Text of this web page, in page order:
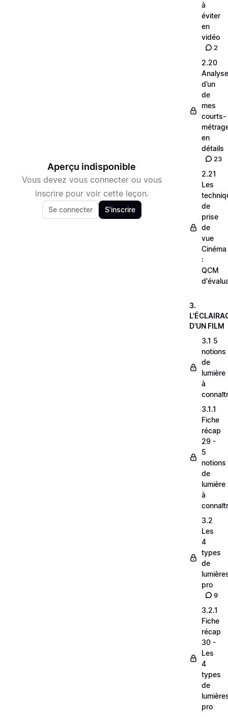
Aperçu indisponible
Vous devez vous connecter ou vous
inscrire pour voir cette leçon.
Se connecter S'inscrire
à
éviter
en
vidéo
2
2.20
Analyse
d’un
de
mes
courts-
en
détails
23
2.21
Les
de
prise
de
vue
Cinéma
:
QCM
3.
D'UN FILM
3.1 5
notions
de
lumière
à
3.1.1
Fiche
récap
29 -
5
notions
de
lumière
à
3.2
Les
4
types
de
pro
9
3.2.1
Fiche
récap
30 -
Les
4
types
de
pro